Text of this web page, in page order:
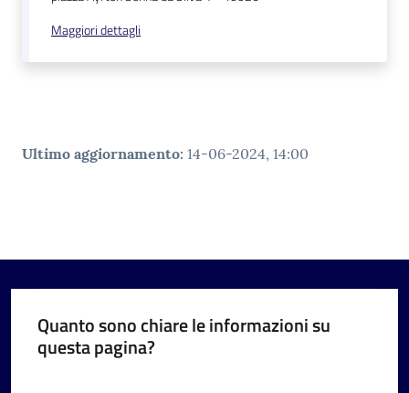
Maggiori dettagli
Ultimo aggiornamento: 14-06-2024, 14:00
Quanto sono chiare le informazioni su
questa pagina?